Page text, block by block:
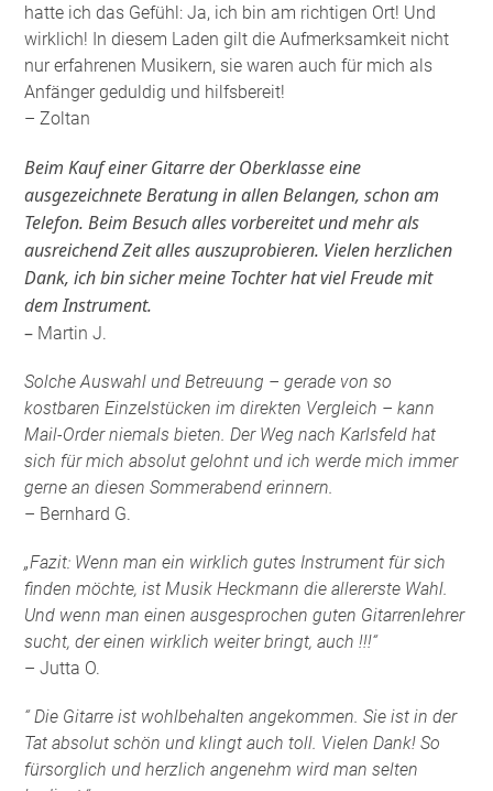
hatte ich das Gefühl: Ja, ich bin am richtigen Ort! Und
wirklich! In diesem Laden gilt die Aufmerksamkeit nicht
nur erfahrenen Musikern, sie waren auch für mich als
Anfänger geduldig und hilfsbereit!
– Zoltan
Beim Kauf einer Gitarre der Oberklasse eine
ausgezeichnete Beratung in allen Belangen, schon am
Telefon. Beim Besuch alles vorbereitet und mehr als
ausreichend Zeit alles auszuprobieren. Vielen herzlichen
Dank, ich bin sicher meine Tochter hat viel Freude mit
dem Instrument.
– Martin J.
Solche Auswahl und Betreuung – gerade von so
kostbaren Einzelstücken im direkten Vergleich – kann
Mail-Order niemals bieten. Der Weg nach Karlsfeld hat
sich für mich absolut gelohnt und ich werde mich immer
gerne an diesen Sommerabend erinnern.
– Bernhard G.
„Fazit: Wenn man ein wirklich gutes Instrument für sich
finden möchte, ist Musik Heckmann die allererste Wahl.
Und wenn man einen ausgesprochen guten Gitarrenlehrer
sucht, der einen wirklich weiter bringt, auch !!!“
– Jutta O.
“ Die Gitarre ist wohlbehalten angekommen. Sie ist in der
Tat absolut schön und klingt auch toll. Vielen Dank! So
fürsorglich und herzlich angenehm wird man selten